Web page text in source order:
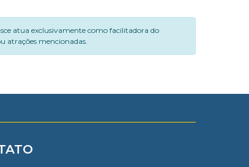
atua exclusivamente como facilitadora do
atrações mencionadas.